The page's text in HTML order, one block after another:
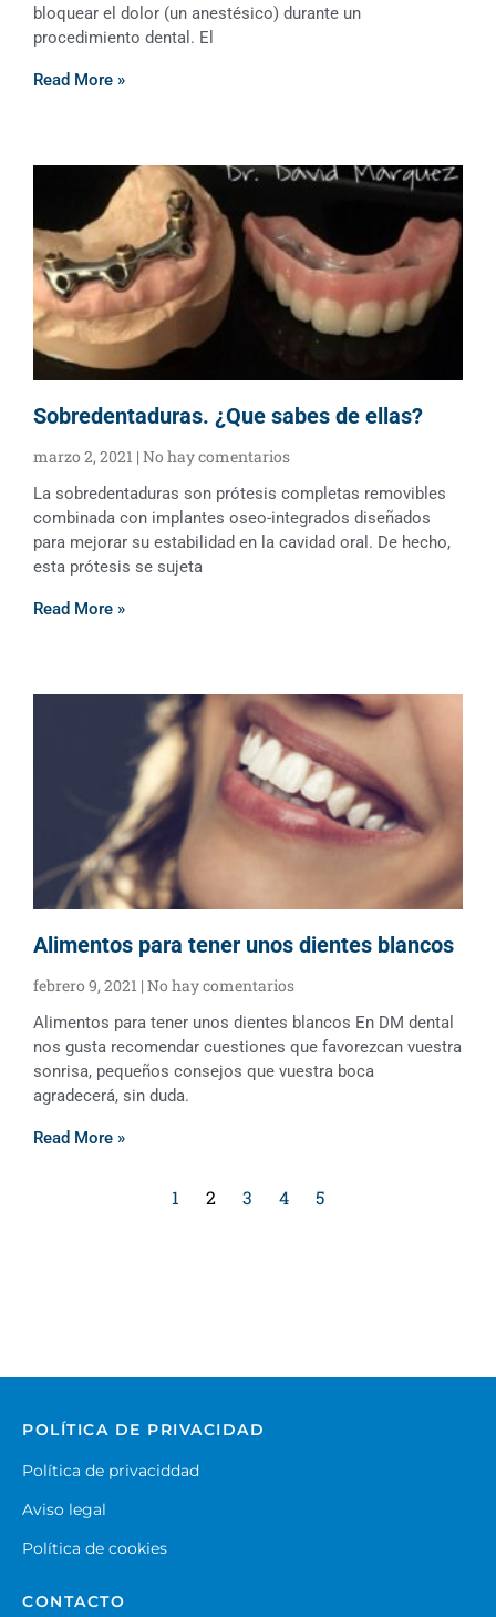
bloquear el dolor (un anestésico) durante un
procedimiento dental. El
Read More »
Sobredentaduras. ¿Que sabes de ellas?
marzo 2, 2021 No hay comentarios
La sobredentaduras son prótesis completas removibles
combinada con implantes oseo-integrados diseñados
para mejorar su estabilidad en la cavidad oral. De hecho,
esta prótesis se sujeta
Read More »
Alimentos para tener unos dientes blancos
febrero 9, 2021 No hay comentarios
Alimentos para tener unos dientes blancos En DM dental
nos gusta recomendar cuestiones que favorezcan vuestra
sonrisa, pequeños consejos que vuestra boca
agradecerá, sin duda.
Read More »
1 2 3 4 5
CONTACTO
POLÍTICA DE PRIVACIDAD
Política de privaciddad
Aviso legal
Política de cookies